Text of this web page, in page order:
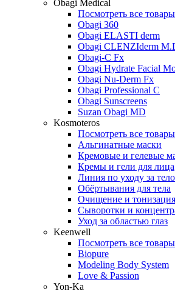
Obagi Medical
Посмотреть все товары
Obagi 360
Obagi ELASTI derm
Obagi CLENZIderm
Obagi-C Fx
Obagi Hydrate Facial
Obagi Nu-Derm Fx
Obagi Professional C
Obagi Sunscreens
Suzan Obagi MD
Kosmoteros
Посмотреть все товары
Альгинатные маски
Кремовые и гелевые
Кремы и гели для лица
Линия по уходу за
Обёртывания для тела
Очищение и тонизация
Сыворотки и
Уход за областью глаз
Keenwell
Посмотреть все товары
Biopure
Modeling Body System
Love & Passion
Yon-Ka